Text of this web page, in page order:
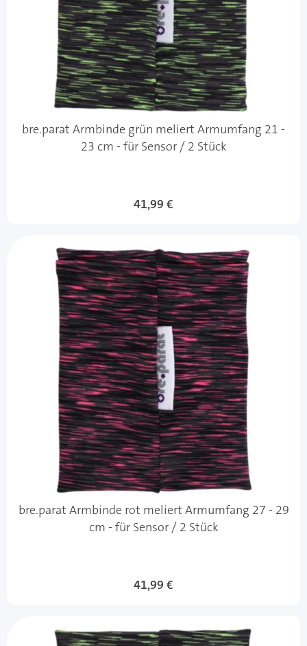
bre.parat Armbinde grün meliert Armumfang 21 -
23 cm - für Sensor / 2 Stück
41,99 €
bre.parat Armbinde rot meliert Armumfang 27 - 29
cm - für Sensor / 2 Stück
41,99 €